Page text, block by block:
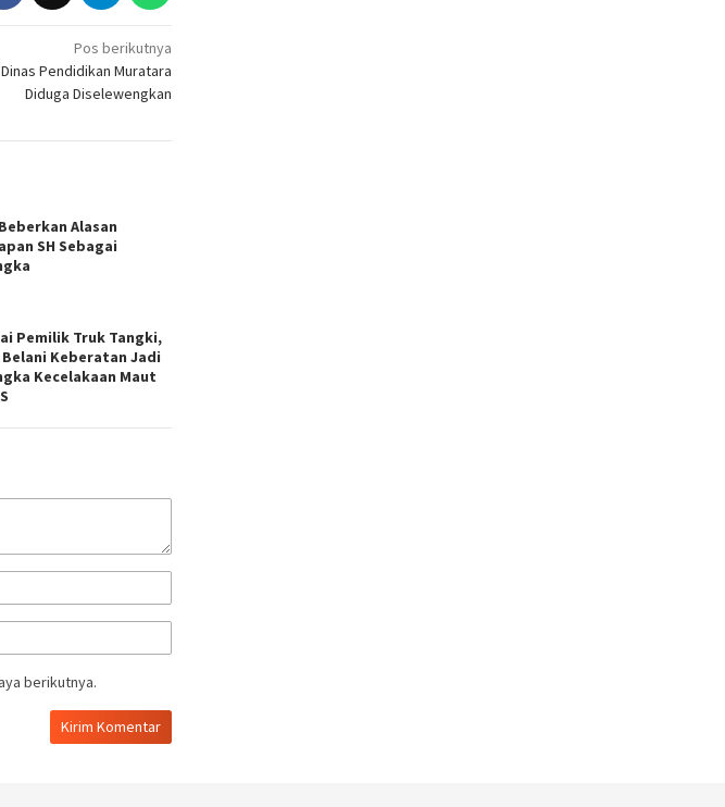
Pos berikutnya
Pendidikan Muratara
Diduga Diselewengkan
Alasan
SH Sebagai
Pemilik Truk Tangki,
Belani Keberatan Jadi
Kecelakaan Maut
berikutnya.